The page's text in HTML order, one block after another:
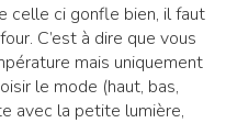
celle ci gonfle bien, il faut
C’est à dire que vous
mais uniquement
le mode (haut, bas,
avec la petite lumière,